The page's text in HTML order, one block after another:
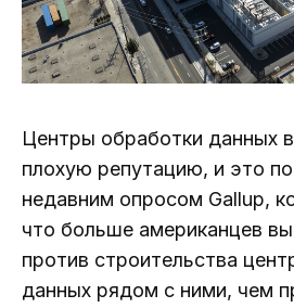
Центры обработки
плохую репутацию, и это
недавним опросом Gallup,
что больше американцев
против строительства
данных рядом с ними, чем